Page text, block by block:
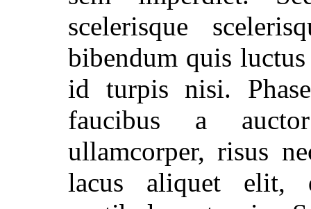
scelerisque
bibendum quis
id turpis nisi.
faucibus a
ullamcorper, risus
lacus aliquet elit,